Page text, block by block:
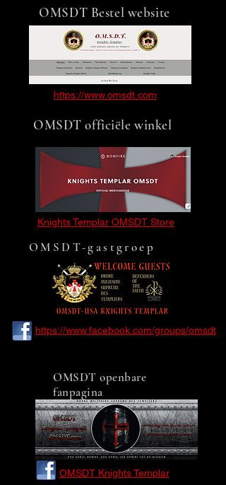
OMSDT Bestel website
https://www.omsdt.com
OMSDT officiële winkel
Knights Templar OMSDT Store
OMSDT-gastgroep
https://www.facebook.com/groups/omsdt
OMSDT openbare
fanpagina
OMSDT Knights Templar